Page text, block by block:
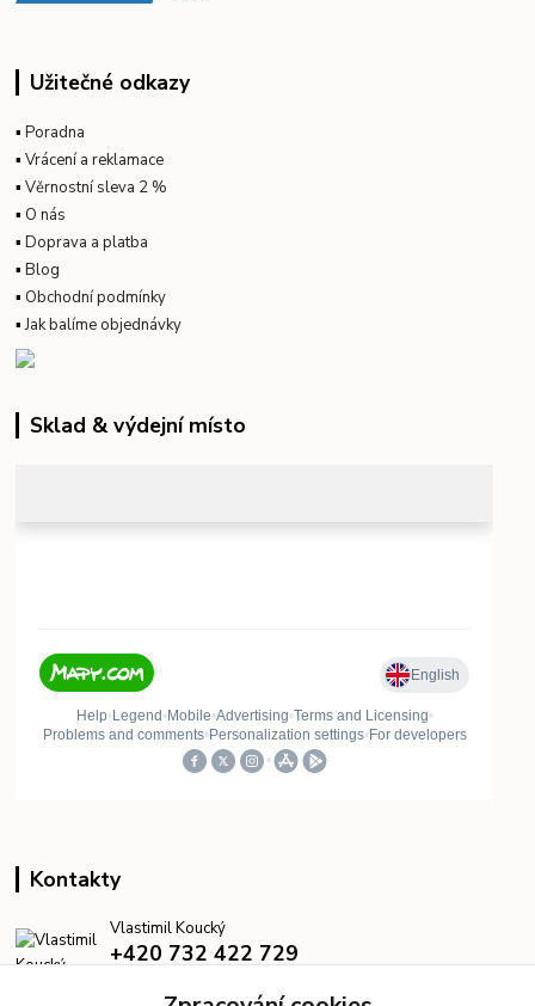
Užitečné odkazy
▪Poradna
▪Vrácení a reklamace
▪Věrnostní sleva 2 %
▪ O nás
▪Doprava a platba
▪Blog
▪ Obchodní podmínky
▪Jak balíme objednávky
Sklad & výdejní místo
Kontakty
Vlastimil Koucký
+420 732 422 729